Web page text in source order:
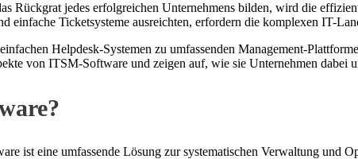
Rückgrat jedes erfolgreichen Unternehmens bilden, wird die
einfache Ticketsysteme ausreichten, erfordern die komplexen IT-
Helpdesk-Systemen zu umfassenden Management-
von ITSM-Software und zeigen auf, wie sie Unternehmen dabei
ist eine umfassende Lösung zur systematischen Verwaltung und